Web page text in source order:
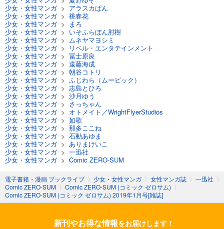
あらすじを表示する
509 円 (税込)
あらすじを表示する
509円 (税込)
あらすじを表示する
509円 (税込)
あらすじを表示する
少女・女性マンガ> アラスカぱん
少女・女性マンガ> 桃春花
少女・女性マンガ>
まろ
少女・女性マンガ> いそふらぼん肘樹
少女・女性マンガ>
ムネヤマヨシミ
少女・女性マンガ>
リベル・エンタテインメント
少女・女性マンガ> 冨士原良
少女・女性マンガ> 遠藤海成
少女・女性マンガ> 朝谷コトリ
少女・女性マンガ> ふじわら（ムービック）
少女・女性マンガ> 志島とひろ
少女・女性マンガ> 沙月ゆう
少女・女性マンガ> さっちゃん
少女・女性マンガ> オトメイト／WrightFlyerStudios
少女・女性マンガ> 如歌
少女・女性マンガ> 那多ここね
少女・女性マンガ> 石動あゆま
少女・女性マンガ> ありまけいこ
少女・女性マンガ> 一迅社
少女・女性マンガ> Comic ZERO-SUM
電子書籍・漫画 ブックライブ 〉 少女・女性マンガ 〉 女性マンガ誌 〉 一迅社 〉
Comic ZERO-SUM 〉 Comic ZERO-SUM (コミック ゼロサム) 〉
Comic ZERO-SUM (コミック ゼロサム) 2019年1月号[雑誌]
新刊やお得な情報をお届けします！